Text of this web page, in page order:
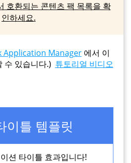
호환되는 콘텐츠 팩 목록을 확
인하세요.
Application Manager에서 이
수 있습니다.) 튜토리얼 비디오
이틀 템플릿
션 타이틀 효과입니다!